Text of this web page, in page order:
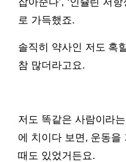
로 가득했죠.
솔직히 약사인 저도 혹
참 많더라고요.
저도 똑같은 사람이라
에 치이다 보면, 운동을
때도 있었거든요.